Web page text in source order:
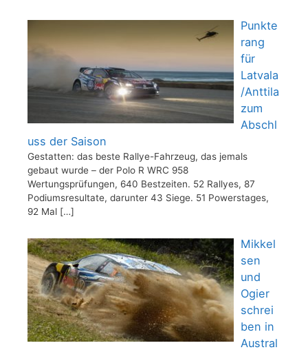
Punkte
rang
für
Latvala
/Anttila
zum
Abschl
uss der Saison
Gestatten: das beste Rallye-Fahrzeug, das jemals
gebaut wurde – der Polo R WRC 958
Wertungsprüfungen, 640 Bestzeiten. 52 Rallyes, 87
Podiumsresultate, darunter 43 Siege. 51 Powerstages,
92 Mal […]
Mikkel
sen
und
Ogier
schrei
ben in
Austral